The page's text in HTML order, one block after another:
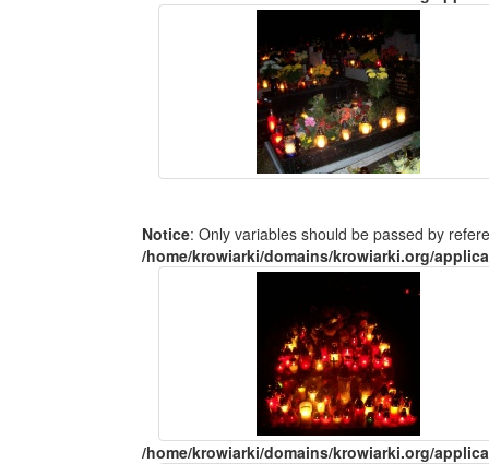
Notice: Only variables should be passed by
/home/krowiarki/domains/krowiarki.org/
/home/krowiarki/domains/krowiarki.org/